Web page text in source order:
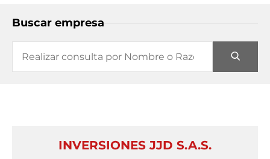
Buscar empresa
INVERSIONES JJD S.A.S.